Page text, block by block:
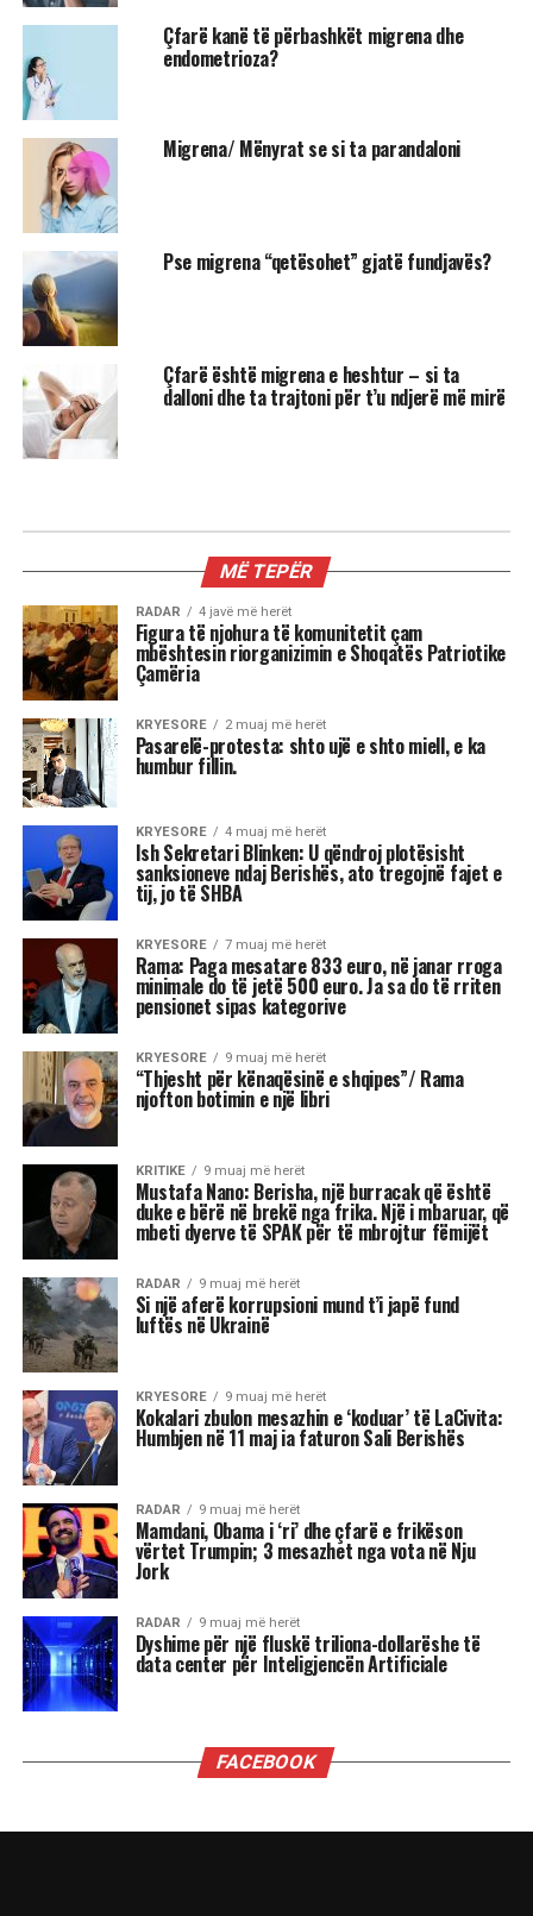
Çfarë kanë të përbashkët migrena dhe
endometrioza?
Migrena/ Mënyrat se si ta parandaloni
Pse migrena “qetësohet” gjatë fundjavës?
Çfarë është migrena e heshtur – si ta
dalloni dhe ta trajtoni për t’u ndjerë më mirë
MË TEPËR
RADAR 4 javë më herët
Figura të njohura të komunitetit çam
mbështesin riorganizimin e Shoqatës Patriotike
Çamëria
KRYESORE 2 muaj më herët
Pasarelë-protesta: shto ujë e shto miell, e ka
humbur fillin.
KRYESORE 4 muaj më herët
Ish Sekretari Blinken: U qëndroj plotësisht
sanksioneve ndaj Berishës, ato tregojnë fajet e
tij, jo të SHBA
KRYESORE 7 muaj më herët
Rama: Paga mesatare 833 euro, në janar rroga
minimale do të jetë 500 euro. Ja sa do të rriten
pensionet sipas kategorive
KRYESORE 9 muaj më herët
“Thjesht për kënaqësinë e shqipes”/ Rama
njofton botimin e një libri
KRITIKE 9 muaj më herët
Mustafa Nano: Berisha, një burracak që është
duke e bërë në brekë nga frika. Një i mbaruar, që
mbeti dyerve të SPAK për të mbrojtur fëmijët
RADAR 9 muaj më herët
Si një aferë korrupsioni mund t’i japë fund
luftës në Ukrainë
KRYESORE 9 muaj më herët
Kokalari zbulon mesazhin e ‘koduar’ të LaCivita:
Humbjen në 11 maj ia faturon Sali Berishës
RADAR 9 muaj më herët
Mamdani, Obama i ‘ri’ dhe çfarë e frikëson
vërtet Trumpin; 3 mesazhet nga vota në Nju
Jork
RADAR 9 muaj më herët
Dyshime për një fluskë triliona-dollarëshe të
data center për Inteligjencën Artificiale
FACEBOOK